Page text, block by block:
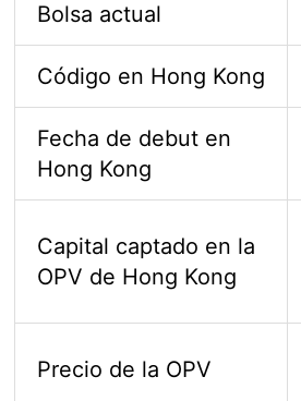
Bolsa actual
Código en Hong Kong
Fecha de debut en
Hong Kong
Capital captado en la
OPV de Hong Kong
Precio de la OPV